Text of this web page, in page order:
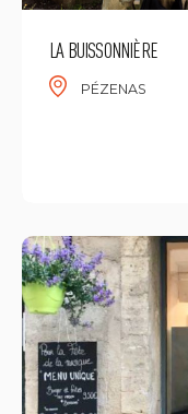
LA BUISSONNIÈRE
PÉZENAS